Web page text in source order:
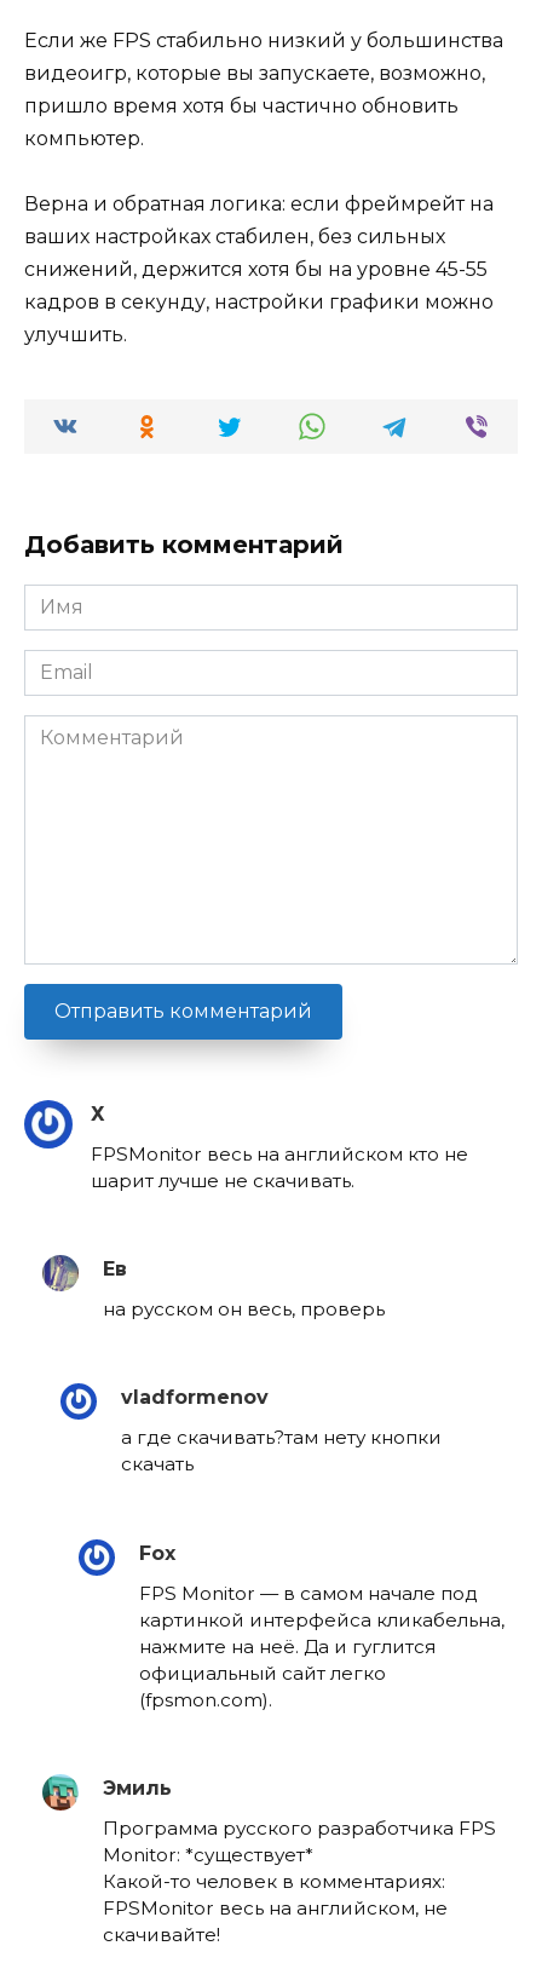
Если же FPS стабильно низкий у большинства
видеоигр, которые вы запускаете, возможно,
пришло время хотя бы частично обновить
компьютер.
Верна и обратная логика: если фреймрейт на
ваших настройках стабилен, без сильных
снижений, держится хотя бы на уровне 45-55
кадров в секунду, настройки графики можно
улучшить.
Добавить комментарий
Имя
*
Email
*
Комментарий
Х
FPSMonitor весь на английском кто не
шарит лучше не скачивать.
Ев
на русском он весь, проверь
vladformenov
а где скачивать?там нету кнопки
скачать
Fox
FPS Monitor — в самом начале под
картинкой интерфейса кликабельна,
нажмите на неё. Да и гуглится
официальный сайт легко
(fpsmon.com).
Эмиль
Программа русского разработчика FPS
Monitor: *существует*
Какой-то человек в комментариях:
FPSMonitor весь на английском, не
скачивайте!